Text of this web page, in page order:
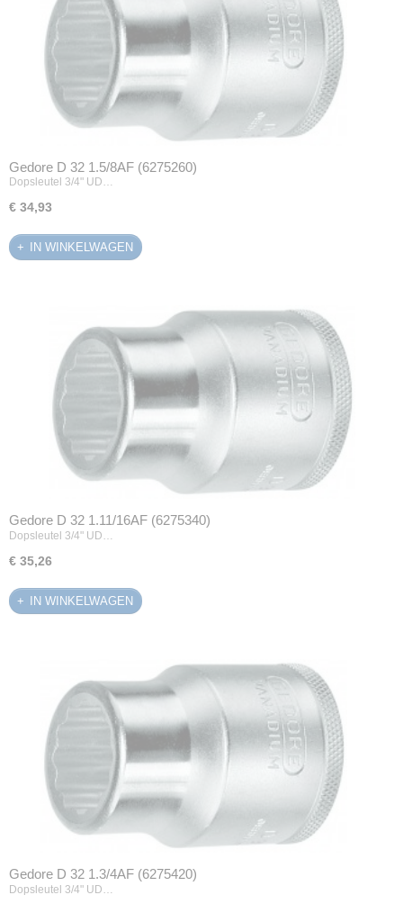
Gedore D 32 1.5/8AF (6275260)
Dopsleutel 3/4" UD…
€ 34,93
IN WINKELWAGEN
Gedore D 32 1.11/16AF (6275340)
Dopsleutel 3/4" UD…
€ 35,26
IN WINKELWAGEN
Gedore D 32 1.3/4AF (6275420)
Dopsleutel 3/4" UD…